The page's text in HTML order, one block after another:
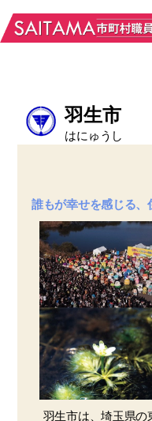
羽生市
はにゅうし
誰もが幸せを感じる
羽生市は、埼玉県の